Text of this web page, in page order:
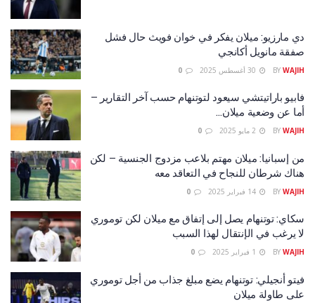
دي مارزيو: ميلان يفكر في خوان فويث حال فشل
صفقة مانويل أكانجي
BY WAJIH
فابيو باراتيتشي سيعود لتوتنهام حسب آخر التقارير –
أما عن وضعية ميلان…
BY WAJIH
من إسبانيا: ميلان مهتم بلاعب مزدوج الجنسية – لكن
هناك شرطان للنجاح في التعاقد معه
BY WAJIH
سكاي: توتنهام يصل إلى إتفاق مع ميلان لكن توموري
لا يرغب في الإنتقال لهذا السبب
BY WAJIH
فيتو أنجيلي: توتنهام يضع مبلغ جذاب من أجل توموري
على طاولة ميلان